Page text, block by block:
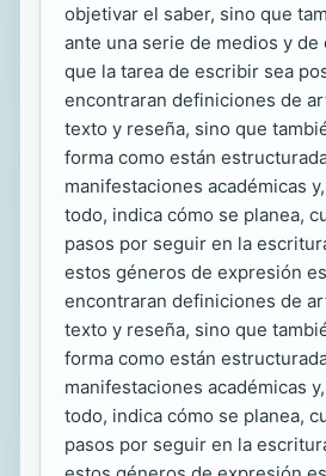
objetivar el saber, sino que
ante una serie de medios y
que la tarea de escribir sea
encontraran definiciones de
texto y reseña, sino que
forma como están
manifestaciones académicas
todo, indica cómo se planea,
pasos por seguir en la
estos géneros de expresión
encontraran definiciones de
texto y reseña, sino que
forma como están
manifestaciones académicas
todo, indica cómo se planea,
pasos por seguir en la